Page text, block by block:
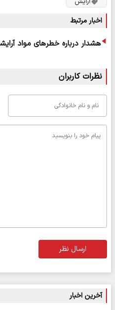
اخبار مرتبط
هشدار درباره خطرهای مواد
نظرات کاربران
ارسال نظر
آخرین اخبار